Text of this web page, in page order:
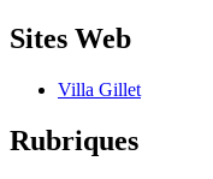
Sites Web
Villa Gillet
Rubriques